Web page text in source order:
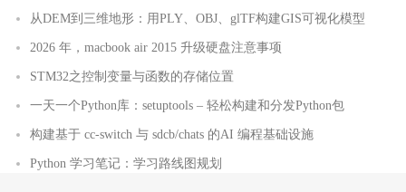
从DEM到三维地形：用PLY、OBJ、glTF构建GIS可视化模型
2026 年，macbook air 2015 升级硬盘注意事项
STM32之控制变量与函数的存储位置
一天一个Python库：setuptools – 轻松构建和分发Python包
构建基于 cc-switch 与 sdcb/chats 的AI 编程基础设施
Python 学习笔记：学习路线图规划